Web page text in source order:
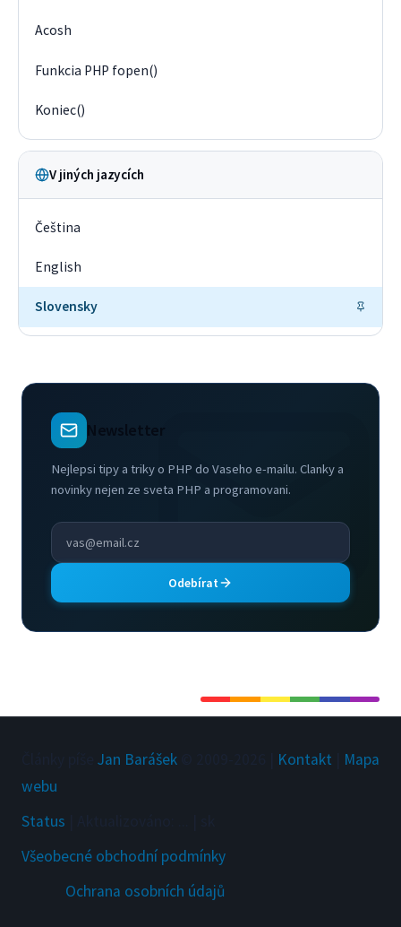
Acosh
Funkcia PHP fopen()
Koniec()
V jiných jazycích
Čeština
English
Slovensky
Newsletter
Nejlepsi tipy a triky o PHP do Vaseho e-mailu. Clanky a
novinky nejen ze sveta PHP a programovani.
Odebírat
Jan Barášek Kontakt
Mapa
webu
Status
Všeobecné obchodní podmínky
Ochrana osobních údajů